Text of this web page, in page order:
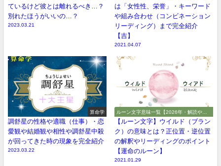
ているけど彼とは離れるべき…？
別れたほうがいいの…？
2023.03.21
は「女性性、栄誉」・キーワード
や組み合わせ（コンビネーション
リーディング）まで完全紹介
【吉】
2021.04.07
算命学
調舒星の性格や適職（仕事）・恋
愛観や結婚観や相性や調舒星中殺
が回ってきた時の現象を完全紹介
2023.03.22
ルーン文字意味一覧【2026年・解読や解
釈やアルファベット】
【ルーン文字】ウイルド（ブラン
ク）の意味とは？正位置・逆位置
の解釈やリーディングのポイント
【運命のルーン】
2021.01.29